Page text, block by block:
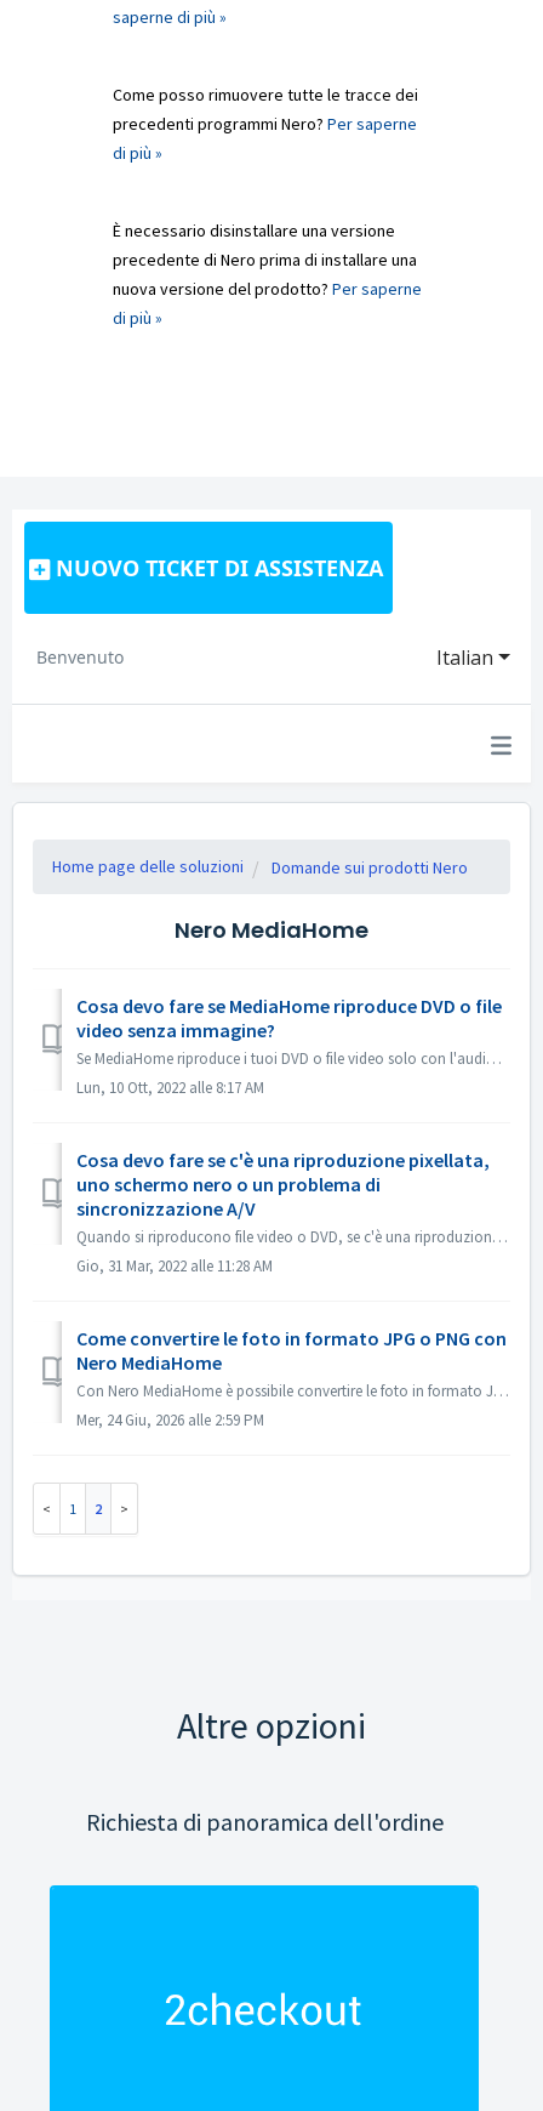
saperne di più »
Come posso rimuovere tutte le tracce dei
precedenti programmi Nero? Per saperne
di più »
È necessario disinstallare una versione
precedente di Nero prima di installare una
nuova versione del prodotto? Per saperne
di più »
NUOVO TICKET DI ASSISTENZA
Italian
Benvenuto
Home page delle soluzioni Domande sui prodotti Nero
Nero MediaHome
Cosa devo fare se MediaHome riproduce DVD o file
video senza immagine?
Se MediaHome riproduce i tuoi DVD o file video solo con l'audio ma senza immagine, o l'immagine sfarfalla in modo anomalo, per favore apri MediaHome...
Lun, 10 Ott, 2022 alle 8:17 AM
Cosa devo fare se c'è una riproduzione pixellata,
uno schermo nero o un problema di
sincronizzazione A/V
Quando si riproducono file video o DVD, se c'è una riproduzione pixellata, uno schermo nero o un problema di sincronizzazione A/V, vai su MediaHomeOptio...
Gio, 31 Mar, 2022 alle 11:28 AM
Come convertire le foto in formato JPG o PNG con
Nero MediaHome
Con Nero MediaHome è possibile convertire le foto in formato JPG o PNG; per sapere come procedere, consulta la schermata qui sotto:
Mer, 24 Giu, 2026 alle 2:59 PM
1 2
Altre opzioni
Richiesta di panoramica dell'ordine